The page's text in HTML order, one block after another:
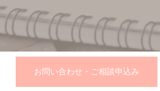
お問い合わせ・ご相談申込み